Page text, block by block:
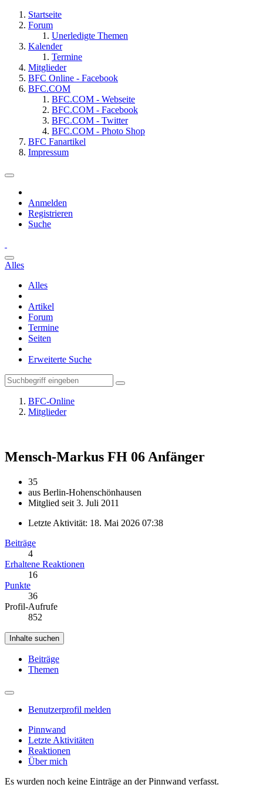
Startseite
Forum
Unerledigte Themen
Kalender
Termine
Mitglieder
BFC Online - Facebook
BFC.COM
BFC.COM - Webseite
BFC.COM - Facebook
BFC.COM - Twitter
BFC.COM - Photo Shop
BFC Fanartikel
Impressum
Anmelden
Registrieren
Suche
Alles
Alles
Artikel
Forum
Termine
Seiten
Erweiterte Suche
BFC-Online
Mitglieder
Mensch-Markus FH 06 Anfänger
35
aus Berlin-Hohenschönhausen
Mitglied seit 3. Juli 2011
Letzte Aktivität: 18. Mai 2026 07:38
Beiträge
4
Erhaltene Reaktionen
16
Punkte
36
Profil-Aufrufe
852
Inhalte suchen
Beiträge
Themen
Benutzerprofil melden
Pinnwand
Letzte Aktivitäten
Reaktionen
Über mich
Es wurden noch keine Einträge an der Pinnwand verfasst.